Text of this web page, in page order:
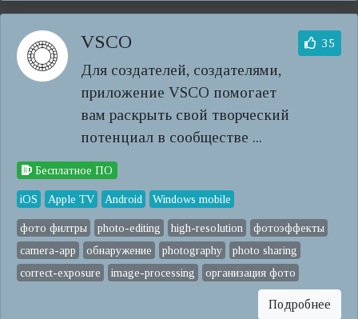
VSCO
Для создателей, создателями,
приложение VSCO помогает
вам раскрыть свой творческий
потенциал в сообществе ...
35
Бесплатное ПО
iOS Apple TV Android Windows mobile
фото филтры photo-editing high-resolution
фотоэффекты
camera-app
обнаружение photography
photo sharing
correct-exposure
image-processing организация фото
Подробнее